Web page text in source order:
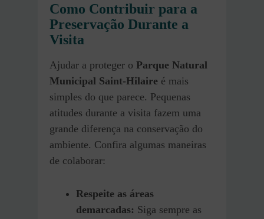
Como Contribuir para a
Preservação Durante a
Visita
Ajudar a proteger o Parque Natural
Municipal Saint-Hilaire é mais
simples do que parece. Pequenas
atitudes durante a visita fazem uma
grande diferença na conservação do
ambiente. Confira algumas maneiras
de colaborar:
Respeite as áreas
demarcadas: Siga sempre as